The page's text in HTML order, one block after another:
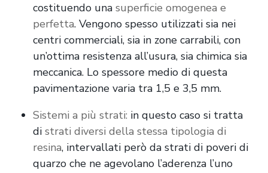
costituendo unasuperficie omogenea e
perfetta. Vengono spesso utilizzati sia nei
centri commerciali, sia in zone carrabili, con
un’ottima resistenza all’usura, sia chimica sia
meccanica. Lo spessore medio di questa
pavimentazione varia tra 1,5 e 3,5 mm.
Sistemi a più strati: in questo caso si tratta
distrati diversi della stessa tipologia di
resina, intervallati però da strati di poveri di
quarzo che ne agevolano l’aderenza l’uno